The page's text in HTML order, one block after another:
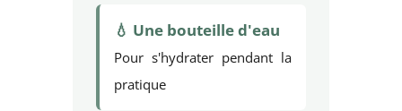
💧 Une bouteille d'eau
Pour s'hydrater pendant la
pratique